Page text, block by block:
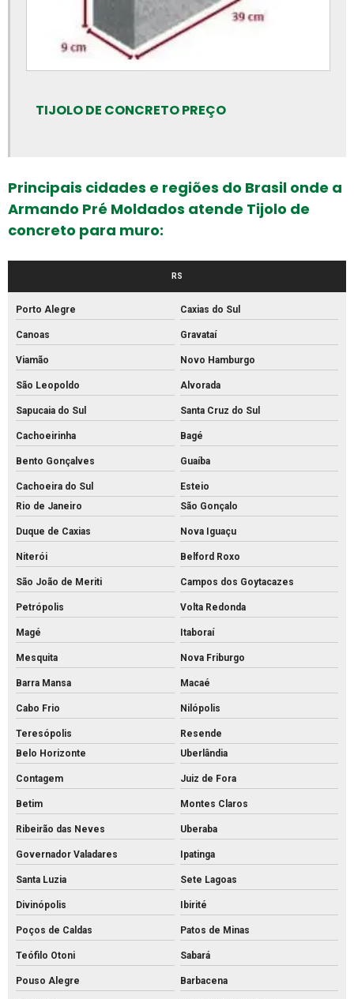
Empresa de artefatos de concreto
Empresa de meio fio
Fábrica de blocos de cimento
Fábrica de blocos de concreto
Fábrica de meio fio
Fábrica de mourão de concreto
Fábrica de palanque de concreto
Fabrica de piso intertravado
Fábrica piso tátil concreto
Fábrica de tijolos de cimento
Fábrica de tubo de concreto
Fabricante de piso intertravado
Fornecedor de tubos de concreto
Grelha de concreto para canaleta
Grelha de concreto pré moldado preço
Grelha de concreto pré moldado
Grelha de concreto preço
Grelha de concreto
Intertravado de concreto comprar
Intertravado de concreto preço
Intertravado de concreto
Intertravados de concreto pisos
Meio fio de concreto preço
Meio fio de concreto valor
Meio fio de concreto a venda
Meio fio de concreto
TIJOLO DE CONCRETO PREÇO
Principais cidades e regiões do Brasil onde a
Armando Pré Moldados atende Tijolo de
concreto para muro:
RS
Porto Alegre Caxias do Sul
Canoas Gravataí
Viamão Novo Hamburgo
São Leopoldo Alvorada
Sapucaia do Sul Santa Cruz do Sul
Cachoeirinha Bagé
Bento Gonçalves Guaíba
Cachoeira do Sul
Esteio
Rio de Janeiro
São Gonçalo
Duque de Caxias Nova Iguaçu
Niterói Belford Roxo
São João de Meriti Campos dos Goytacazes
Petrópolis Volta Redonda
Magé Itaboraí
Mesquita Nova Friburgo
Barra Mansa Macaé
Cabo Frio Nilópolis
Teresópolis
Resende
Belo Horizonte
Uberlândia
Contagem Juiz de Fora
Betim Montes Claros
Ribeirão das Neves Uberaba
Governador Valadares Ipatinga
Santa Luzia Sete Lagoas
Divinópolis Ibirité
Poços de Caldas Patos de Minas
Teófilo Otoni Sabará
Pouso Alegre Barbacena